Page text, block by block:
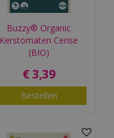
Buzzy® Organic
Kerstomaten Cerise
(BIO)
€ 3,39
Bestellen